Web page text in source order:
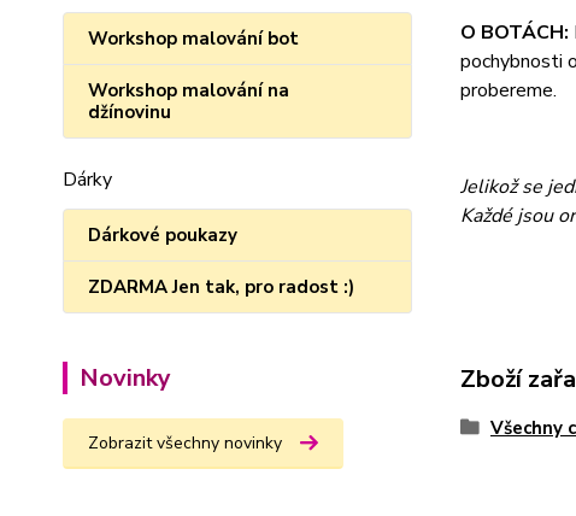
Workshop malování bot
Workshop malování na
džínovinu
Dárky
Dárkové poukazy
ZDARMA Jen tak, pro radost :)
Novinky
Zobrazit všechny novinky
O BOTÁCH:
pochybnosti
probereme.
Jelikož se
Každé jsou
Zboží
Všechny